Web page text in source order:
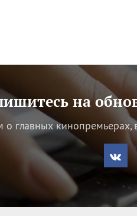
на
главных кинопремьерах,